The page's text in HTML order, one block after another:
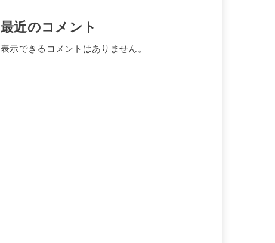
最近のコメント
表示できるコメントはありません。